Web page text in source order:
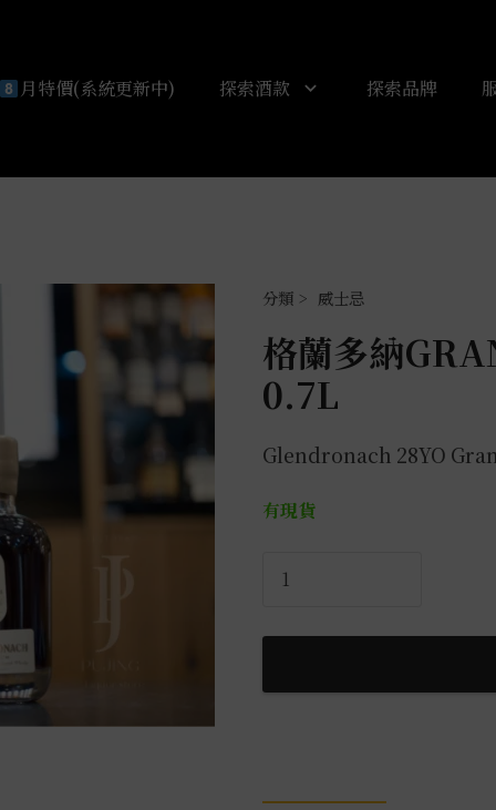
月特價(系統更新中) 探索酒款 探索品牌
威士忌
格蘭多納
0.7L
Glendronach 28YO
有現貨
年